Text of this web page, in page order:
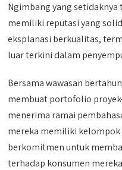
Ngimbang yang
memiliki reputasi yang
eksplanasi berkualitas,
luar terkini dalam
Bersama wawasan
membuat portofolio
menerima ramai
mereka memiliki
berkomitmen untuk
terhadap konsumen